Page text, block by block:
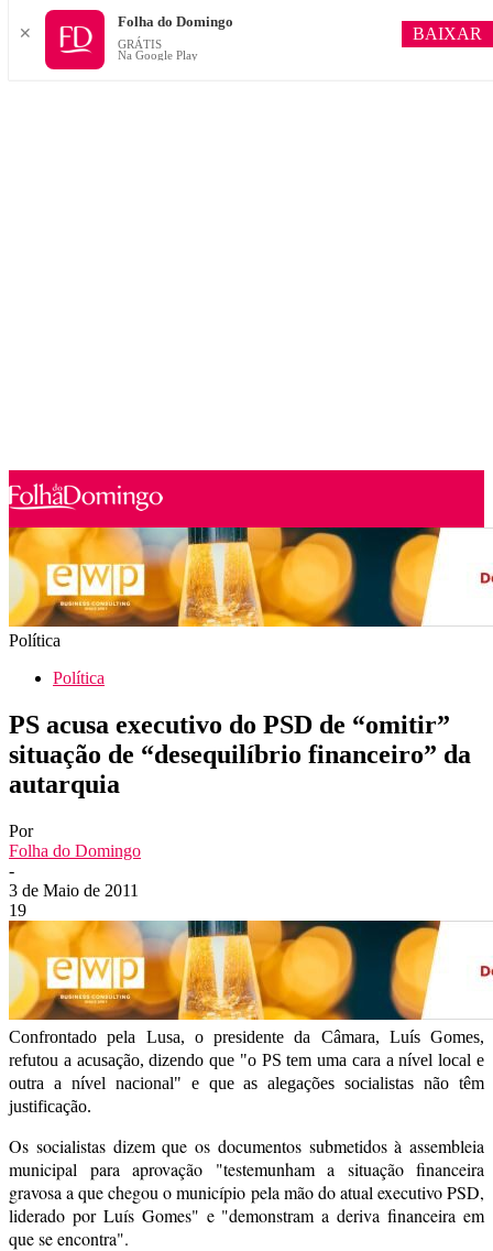
Política
Política
PS acusa executivo do PSD de “omitir”
situação de “desequilíbrio financeiro” da
autarquia
Por
Folha do Domingo
-
3 de Maio de 2011
19
Confrontado pela Lusa, o presidente da Câmara, Luís Gomes,
refutou a acusação, dizendo que "o PS tem uma cara a nível local e
outra a nível nacional" e que as alegações socialistas não têm
justificação.
Os socialistas dizem que os documentos submetidos à assembleia
municipal para aprovação "testemunham a situação financeira
gravosa a que chegou o município pela mão do atual executivo PSD,
liderado por Luís Gomes" e "demonstram a deriva financeira em
que se encontra".
✕
Folha do Domingo
GRÁTIS
Na Google Play
BAIXAR